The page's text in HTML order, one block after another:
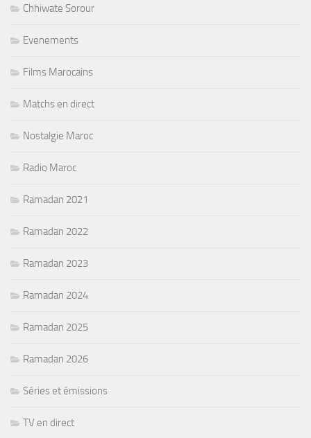
Chhiwate Sorour
Evenements
Films Marocains
Matchs en direct
Nostalgie Maroc
Radio Maroc
Ramadan 2021
Ramadan 2022
Ramadan 2023
Ramadan 2024
Ramadan 2025
Ramadan 2026
Séries et émissions
TV en direct